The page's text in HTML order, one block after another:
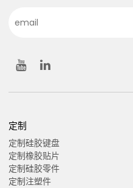
定制
定制硅胶键盘
定制橡胶贴片
定制硅胶零件
定制注塑件